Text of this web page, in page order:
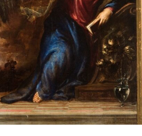
de 1780, estudiado por
un matiz
para realizar dos rejas
de Morón de la Frontera,
entre sus méritos
de San Juan de
en ella había contado con
se atribuía una reja
misma iglesia